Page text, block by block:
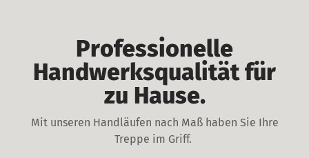
Professionelle
Handwerksqualität für
zu Hause.
Mit unseren Handläufen nach Maß haben Sie Ihre
Treppe im Griff.